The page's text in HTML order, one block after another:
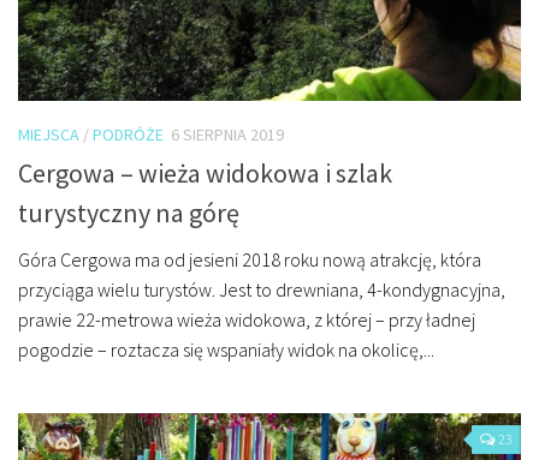
MIEJSCA /PODRÓŻE 6 SIERPNIA 2019
Cergowa – wieża widokowa i szlak
turystyczny na górę
Góra Cergowa ma od jesieni 2018 roku nową atrakcję, która
przyciąga wielu turystów. Jest to drewniana, 4-kondygnacyjna,
prawie 22-metrowa wieża widokowa, z której – przy ładnej
pogodzie – roztacza się wspaniały widok na okolicę,...
23